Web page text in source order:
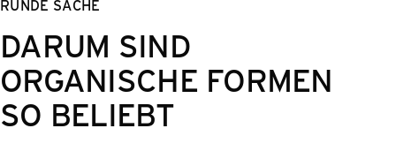
RUNDE SACHE
DARUM SIND
ORGANISCHE FORMEN
SO BELIEBT